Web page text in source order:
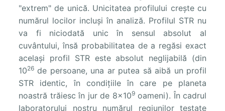
"extrem" de unică. Unicitatea profilului crește cu
numărul locilor incluși în analiză. Profilul STR nu
va fi niciodată unic în sensul absolut al
cuvântului, însă probabilitatea de a regăsi exact
același profil STR este absolut neglijabilă (din
1026 de persoane, una ar putea să aibă un profil
STR identic, în condițiile în care pe planeta
noastră trăiesc în jur de 8x109oameni). În cadrul
laboratorului nostru numărul regiunilor testate